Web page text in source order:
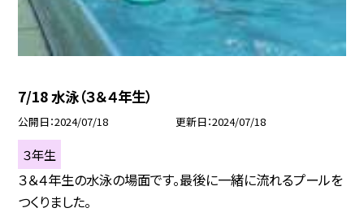
7/18 水泳（３＆４年生）
公開日 2024/07/18 更新日 2024/07/18
３年生
３＆４年生の水泳の場面です。最後に一緒に流れるプールを
つくりました。